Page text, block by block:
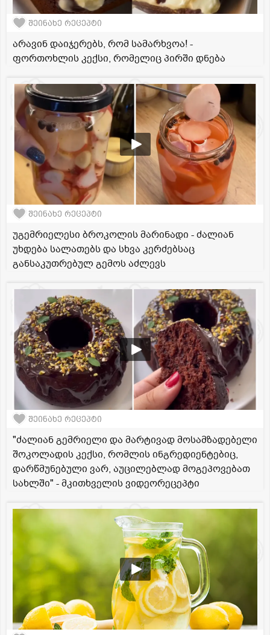
შეინახე რეცეპტი
არავინ დაიჯერებს, რომ სამარხვოა! -
ფორთოხლის კექსი, რომელიც პირში დნება
შეინახე რეცეპტი
უგემრიელესი ბროკოლის მარინადი - ძალიან
უხდება სალათებს და სხვა კერძებსაც
განსაკუთრებულ გემოს აძლევს
შეინახე რეცეპტი
"ძალიან გემრიელი და მარტივად მოსამზადებელი
შოკოლადის კექსი, რომლის ინგრედიენტებიც,
დარწმუნებული ვარ, აუცილებლად მოგეპოვებათ
სახლში" - მკითხველის ვიდეორეცეპტი